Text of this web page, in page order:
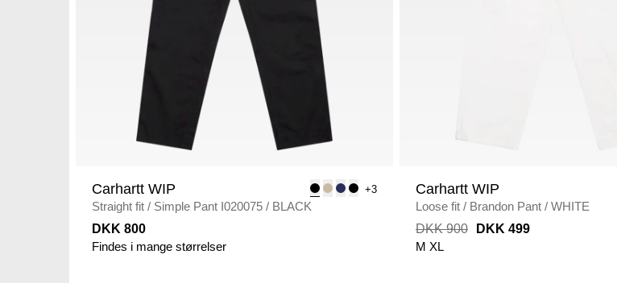
Carhartt WIP +3
Straight fit / Simple Pant I020075 / BLACK
DKK 800
Findes i mange størrelser
Carhartt WIP
Loose fit / Brandon Pant / WHITE
DKK 900
DKK 499
M XL